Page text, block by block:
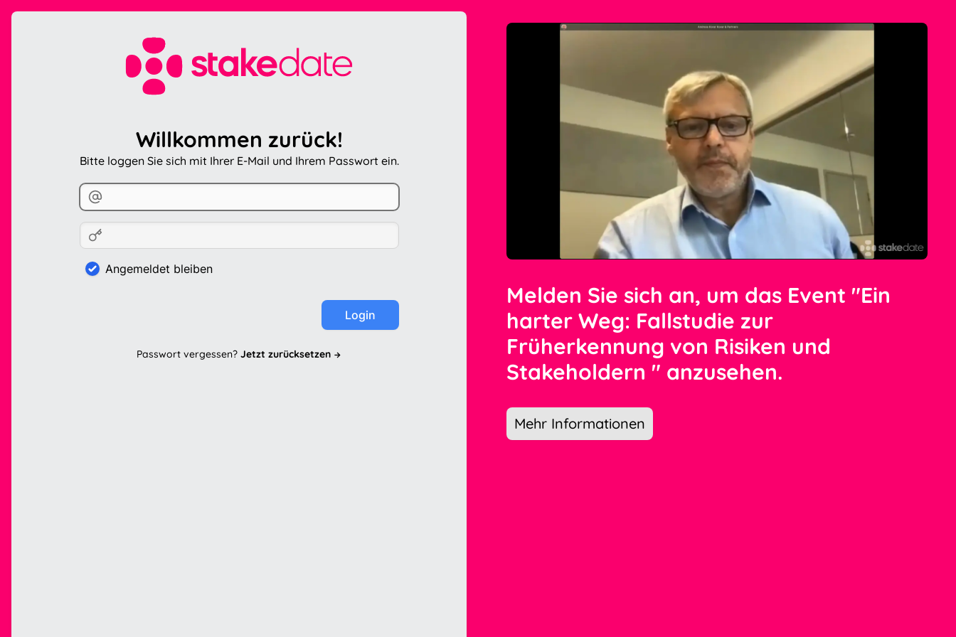
Willkommen zurück!
Bitte loggen Sie sich mit Ihrer E-Mail und Ihrem Passwort ein.
Angemeldet bleiben
Login
Passwort vergessen? Jetzt zurücksetzen
Melden Sie sich an, um das Event "Ein
harter Weg: Fallstudie zur
Früherkennung von Risiken und
Stakeholdern " anzusehen.
Mehr Informationen